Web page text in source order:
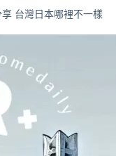
台灣日本哪裡不一樣